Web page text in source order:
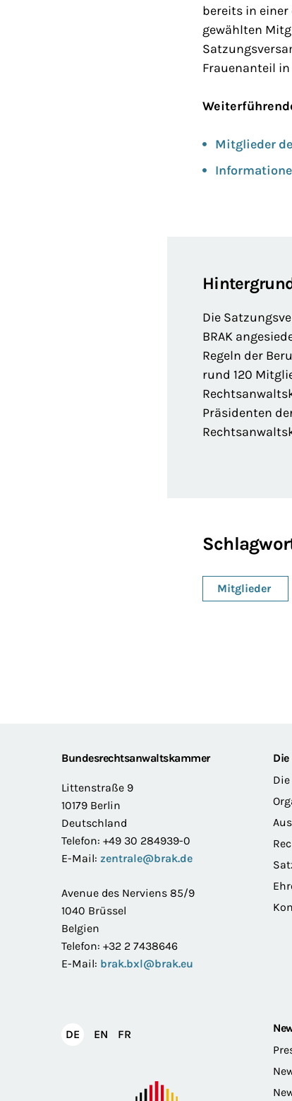
bereits in
gewählten
Frauenanteil
Mitglieder
Die
BRAK
Regeln der
rund 120
Präsidenten
Mitglieder
FooterBundesrechtsanwaltskammer
Littenstraße 9
10179 Berlin
Deutschland
Telefon: +49 30 284939-0
E-Mail: zentrale@brak.de
Avenue des Nerviens 85/9
1040 Brüssel
Belgien
Telefon: +32 2 7438646
E-Mail: brak.bxl@brak.eu
Die
DEDeutsch
EN English
FR